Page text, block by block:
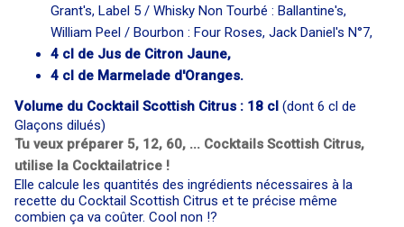
Grant's, Label 5 / Whisky Non Tourbé : Ballantine's,
William Peel / Bourbon : Four Roses, Jack Daniel's N°7,
4 cl de Jus de Citron Jaune,
4 cl de Marmelade d'Oranges.
Volume du Cocktail Scottish Citrus : 18 cl (dont 6 cl de
Glaçons dilués)
Tu veux préparer 5, 12, 60, ... Cocktails Scottish Citrus,
utilise la Cocktailatrice !
Elle calcule les quantités des ingrédients nécessaires à la
recette du Cocktail Scottish Citrus et te précise même
combien ça va coûter. Cool non !?